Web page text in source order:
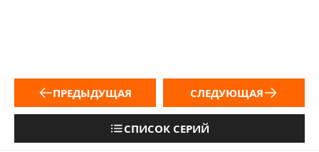
ПРЕДЫДУЩАЯ
СПИСОК СЕРИЙ
СЛЕДУЮЩАЯ